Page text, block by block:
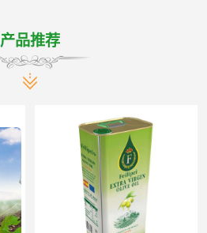
产品推荐